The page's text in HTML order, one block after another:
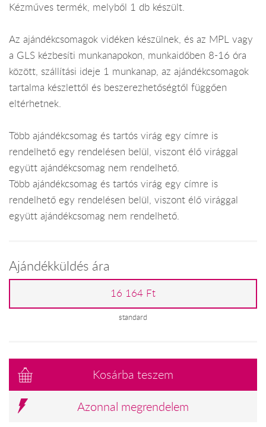
Kézműves termék, melyből 1 db készült.
Az ajándékcsomagok vidéken készülnek, és az MPL vagy
a GLS kézbesíti munkanapokon, munkaidőben 8-16 óra
között, szállítási ideje 1 munkanap, az ajándékcsomagok
tartalma készlettől és beszerezhetőségtől függően
eltérhetnek.
Több ajándékcsomag és tartós virág egy címre is
rendelhető egy rendelésen belül, viszont élő virággal
együtt ajándékcsomag nem rendelhető.
Több ajándékcsomag és tartós virág egy címre is
rendelhető egy rendelésen belül, viszont élő virággal
együtt ajándékcsomag nem rendelhető.
Ajándékküldés ára
16 164 Ft
standard
Kosárba teszem
Azonnal megrendelem